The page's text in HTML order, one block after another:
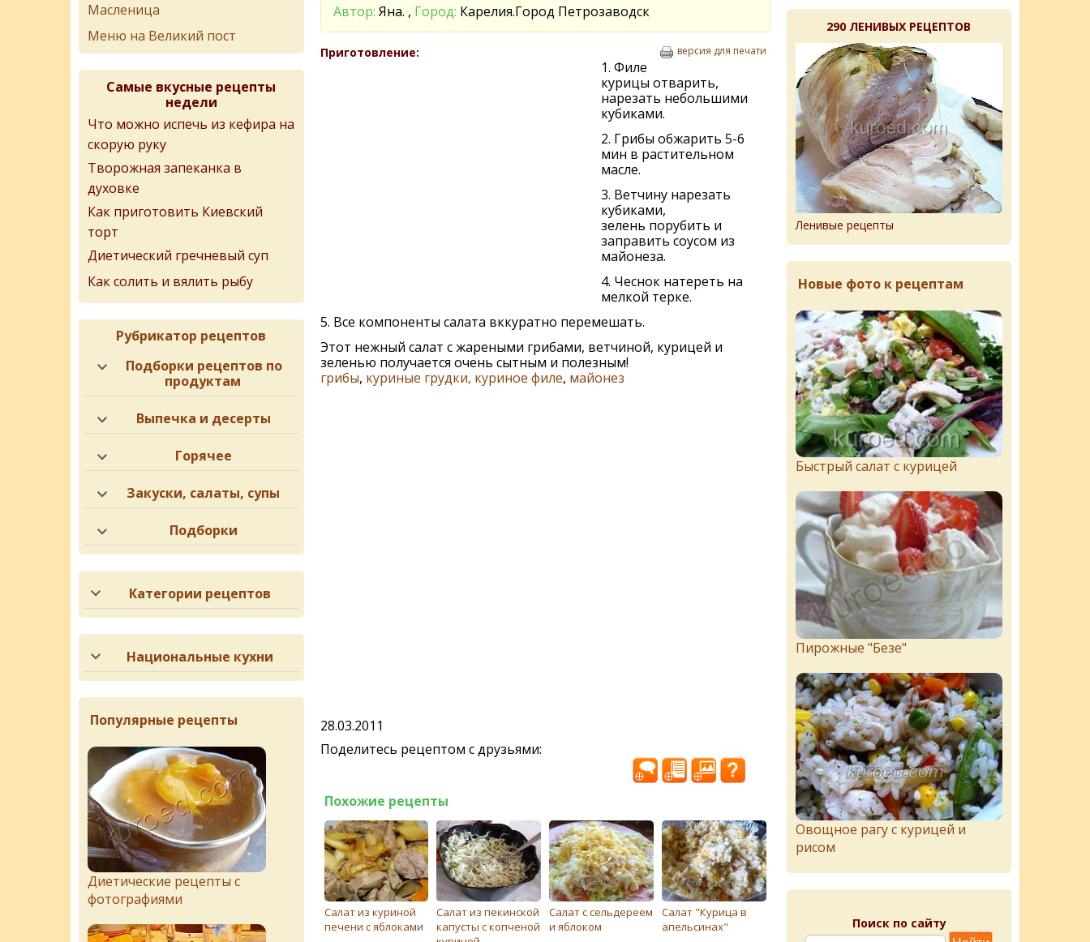
Автор: Яна. , Город: Карелия.Город Петрозаводск
Приготовление: версия для печати
1. Филе
курицы отварить,
нарезать небольшими
кубиками.
2. Грибы обжарить 5-6
мин в растительном
масле.
3. Ветчину нарезать
кубиками,
зелень порубить и
заправить соусом из
майонеза.
4. Чеснок натереть на
мелкой терке.
5. Все компоненты салата вккуратно перемешать.
Этот нежный салат с жареными грибами, ветчиной, курицей и
зеленью получается очень сытным и полезным!
грибы, куриные грудки, куриное филе, майонез
28.03.2011
Поделитесь рецептом с друзьями:
Похожие рецепты
Салат из куриной
печени с яблоками
Cалат из пекинской
капусты с копченой
Салат с сельдереем
и яблоком
Салат "Курица в
апельсинах"
Масленица
Меню на Великий пост
Самые вкусные рецепты
недели
Что можно испечь из кефира на
скорую руку
Творожная запеканка в
духовке
Как приготовить Киевский
торт
Диетический гречневый суп
Как солить и вялить рыбу
Рубрикатор рецептов
Подборки рецептов по
продуктам
Выпечка и десерты
Горячее
Закуски, салаты, супы
Подборки
Категории рецептов
Национальные кухни
Популярные рецепты
Диетические рецепты с
фотографиями
290 ЛЕНИВЫХ РЕЦЕПТОВ
Ленивые рецепты
Новые фото к рецептам
Быстрый салат с курицей
Пирожныe "Бeзe"
Овощное рагу с курицей и
рисом
Поиск по сайту